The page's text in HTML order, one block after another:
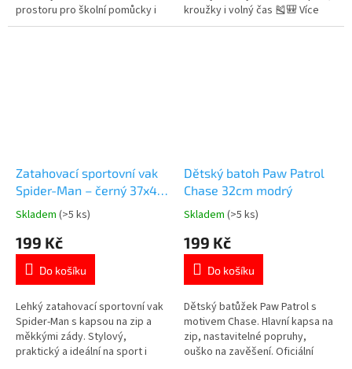
prostoru pro školní pomůcky i
pohodlné nošení. Dvě prostorné
kroužky i volný čas 🎽🎒 Více
produktů s
Zatahovací sportovní vak
Spider-Man – černý 37x46
cm
Průměrné
produktu
5,0
5
hvězdiček.
Skladem (>5 ks)
199 Kč
Do košíku
Lehký zatahovací sportovní vak
Spider-Man s kapsou na zip a
měkkými zády. Stylový,
praktický a ideální na sport i
Dětský batoh Paw Patrol
Chase 32cm modrý
Průměrné
produktu
5,0
5
hvězdiček.
Skladem (>5 ks)
199 Kč
Do košíku
Dětský batůžek Paw Patrol s
motivem Chase. Hlavní kapsa na
zip, nastavitelné popruhy,
ouško na zavěšení. Oficiální